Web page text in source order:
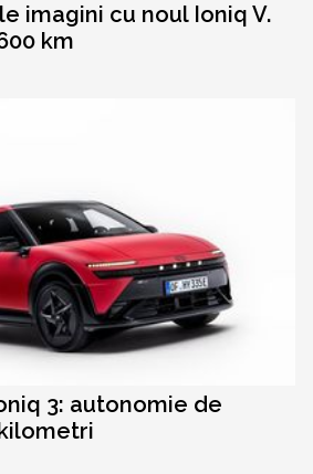
imagini cu noul Ioniq V.
km
3: autonomie de